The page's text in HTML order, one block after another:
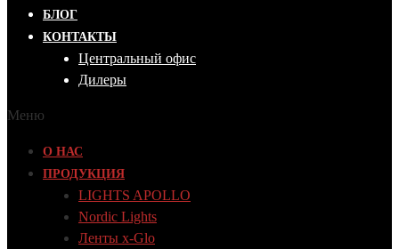
БЛОГ
КОНТАКТЫ
Центральный офис
Дилеры
Меню
О НАС
ПРОДУКЦИЯ
LIGHTS APOLLO
Nordic Lights
Ленты x-Glo